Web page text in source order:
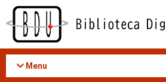
Acessar
conteúdo
Menu